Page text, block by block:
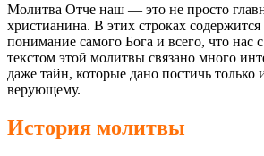
Молитва Отче наш — это не просто
христианина. В этих строках
понимание самого Бога и всего, что нас
текстом этой молитвы связано много
даже тайн, которые дано постичь только
верующему.
История молитвы